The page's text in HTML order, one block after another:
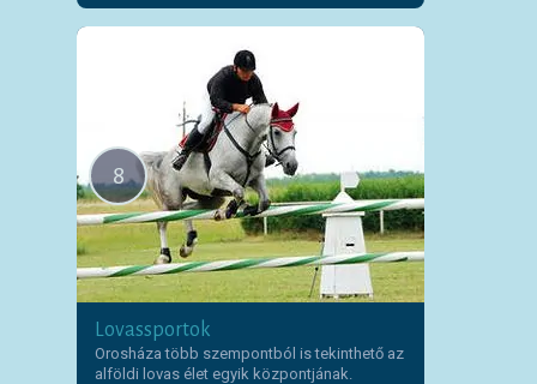
8
Lovassportok
Orosháza több szempontból is tekinthető az
alföldi lovas élet egyik központjának.